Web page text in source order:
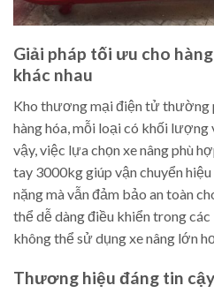
Giải pháp tối ưu cho
khác nhau
Kho thương mại điện tử thường
hàng hóa, mỗi loại có khối
vậy, việc lựa chọn xe nâng phù
tay 3000kg giúp vận chuyển
nặng mà vẫn đảm bảo an toàn
thể dễ dàng điều khiển trong
không thể sử dụng xe nâng lớn
Thương hiệu đáng tin